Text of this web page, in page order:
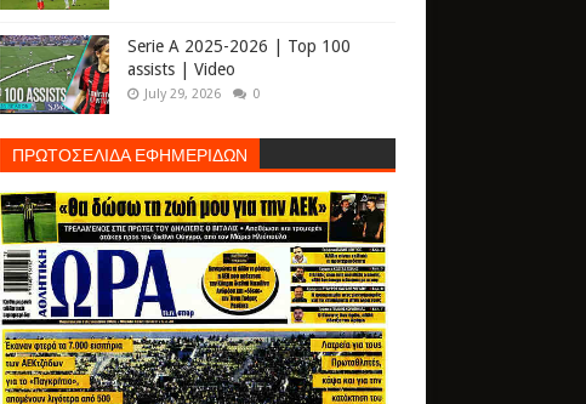
Serie A 2025-2026 | Top 100
assists | Video
July 29, 2026 0
ΠΡΩΤΟΣΕΛΙΔΑ ΕΦΗΜΕΡΙΔΩΝ